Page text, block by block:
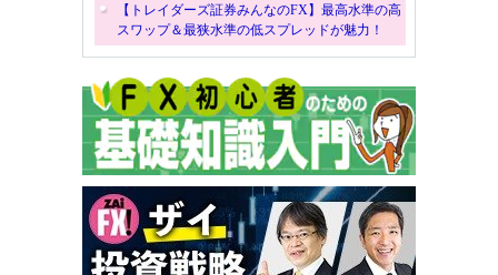
【トレイダーズ証券みんなのFX】最高水準の高
スワップ＆最狭水準の低スプレッドが魅力！